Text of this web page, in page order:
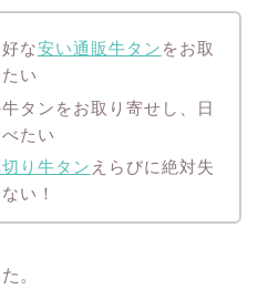
な安い通販牛タン をお取
い
タンをお取り寄せし、日
たい
り牛タン えらびに絶対失
い！
。